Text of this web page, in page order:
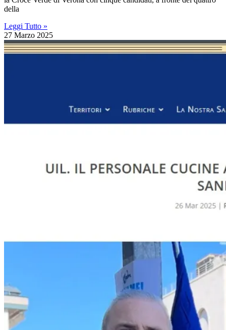
della
Leggi Tutto »
27 Marzo 2025